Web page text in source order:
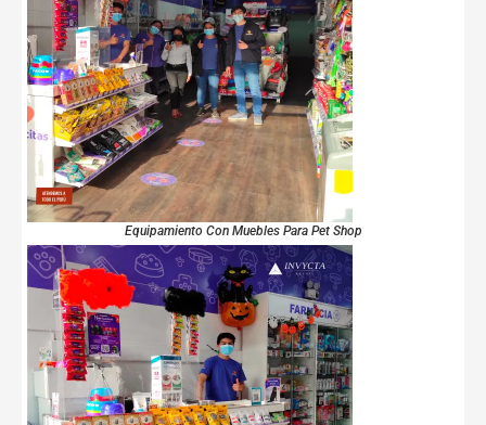
Equipamiento Con Muebles Para Pet Shop